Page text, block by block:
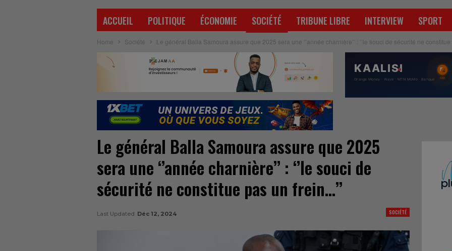
ACCUEIL POLITIQUE ÉCONOMIE SOCIÉTÉ TRIBUNE LIBRE INTERVIEW SPORT
Home Société Le général Balla Samoura assure que 2025 sera une ‘’année charnière’’ : ‘’le souci de sécurité ne
Le général Balla Samoura assure que 2025
sera une ‘’année charnière’’ : ‘’le souci de
sécurité ne constitue pas un frein…’’
SOCIÉTÉ
Last Updated Déc 12, 2024